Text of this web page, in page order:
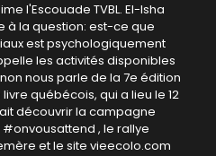
l'Escouade TVBL. El-Isha
à la question: est-ce que
est psychologiquement
les activités disponibles
nous parle de la 7e édition
québécois, qui a lieu le 12
découvrir la campagne
, le rallye
et le site vieecolo.com